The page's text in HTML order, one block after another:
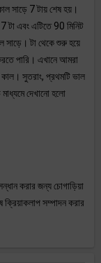
সাড়ে 7 টায় শেষ হয়।
টা এবং এটিতে 90 মিনিট
টা থেকে শুরু হয়ে
পারি। এখানে আমরা
কাল। সুতরাং, প্রথমটি ভাল
দেখানো হলো
করার জন্য চোগাড়িয়া
সম্পাদন করার